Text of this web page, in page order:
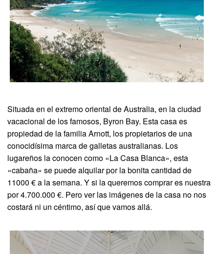
Situada en el extremo oriental de Australia, en la ciudad
vacacional de los famosos, Byron Bay. Esta casa es
propiedad de la familia Arnott, los propietarios de una
conocidísima marca de galletas australianas. Los
lugareños la conocen como «La Casa Blanca», esta
«cabaña» se puede alquilar por la bonita cantidad de
11000 € a la semana. Y si la queremos comprar es nuestra
por 4.700.000 €. Pero ver las imágenes de la casa no nos
costará ni un céntimo, así que vamos allá.